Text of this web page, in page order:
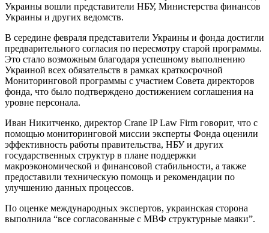
Украины вошли представители НБУ, Министерства финансов
Украины и других ведомств.
В середине февраля представители Украины и фонда достигли
предварительного согласия по пересмотру старой программы.
Это стало возможным благодаря успешному выполнению
Украиной всех обязательств в рамках краткосрочной
Мониторинговой программы с участием Совета директоров
фонда, что было подтверждено достижением соглашения на
уровне персонала.
Иван Никитченко, директор Crane IP Law Firm говорит, что с
помощью мониторинговой миссии эксперты Фонда оценили
эффективность работы правительства, НБУ и других
государственных структур в плане поддержки
макроэкономической и финансовой стабильности, а также
предоставили техническую помощь и рекомендации по
улучшению данных процессов.
По оценке международных экспертов, украинская сторона
выполнила “все согласованные с МВФ структурные маяки”.